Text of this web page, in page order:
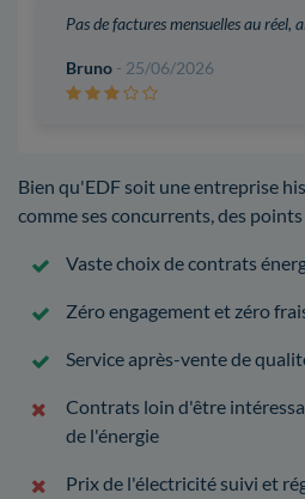
Pas de factures mensuelles au réel,
Bruno - 25/06/2026
Bien qu'EDF soit une entreprise
comme ses concurrents, des
Vaste choix de contrats
Zéro engagement et zéro
Service après-vente de
Contrats loin d'être
de l'énergie
Prix de l'électricité suivi et